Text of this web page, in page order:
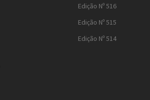
Edição Nº 516
Edição Nº 515
Edição Nº 514